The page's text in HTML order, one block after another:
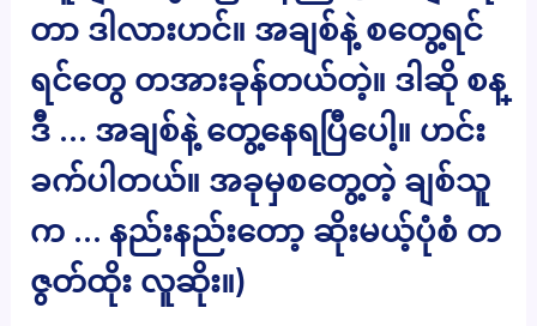
တာ ဒါလားဟင်။ အချစ်နဲ့ စတွေ့ရင်
ရင်တွေ တအားခုန်တယ်တဲ့။ ဒါဆို စန္
ဒီ … အချစ်နဲ့ တွေ့နေရပြီပေါ့။ ဟင်း
ခက်ပါတယ်။ အခုမှစတွေ့တဲ့ ချစ်သူ
က … နည်းနည်းတော့ ဆိုးမယ့်ပုံစံ တ
ဇွတ်ထိုး လူဆိုး။)